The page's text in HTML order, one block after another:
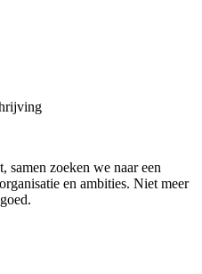
samen zoeken we naar een
en ambities. Niet meer